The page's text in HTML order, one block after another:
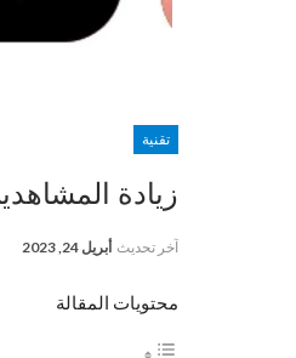
تقنية
زيادة المشاهدين في تيك
آخر تحديث أبريل 24, 2023
محتويات المقالة